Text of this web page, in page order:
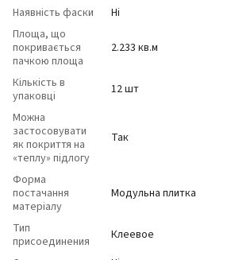
Наявність фаски
Ні
Площа, що
покривається
пачкою площа
2.233 кв.м
Кількість в
упаковці
12 шт
Можна
застосовувати
як покриття на
«теплу» підлогу
Так
Форма
постачання
матеріалу
Модульна плитка
Тип
присоединения
Клеевое